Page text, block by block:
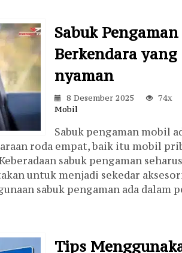
Sabuk
Berkendara
nyaman
8 Desember 2025 74x
Mobil
Sabuk pengaman mobil
roda empat, baik itu mobil
sabuk pengaman
untuk menjadi sekedar
sabuk pengaman ada dalam
Tips